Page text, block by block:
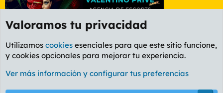
Foro General
Cookies
PL OLDSTYLE AMARILLO
Valoramos tu privacidad
Utilizamos cookies esenciales para que este sitio funcione,
y cookies opcionales para mejorar tu experiencia.
Ver más información y configurar tus preferencias